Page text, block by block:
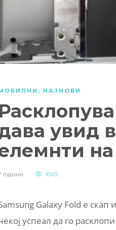
, НАЈНОВИ
увид
години 1045
Galaxy Fold е
успеал да го